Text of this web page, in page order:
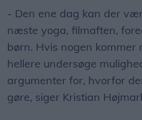
- Den ene dag kan der
næste yoga, filmaften,
børn. Hvis nogen kommer
hellere undersøge
argumenter for, hvorfor
gøre, siger Kristian